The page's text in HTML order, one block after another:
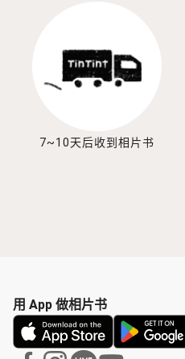
7~10天后收到相片书
用 App 做相片书